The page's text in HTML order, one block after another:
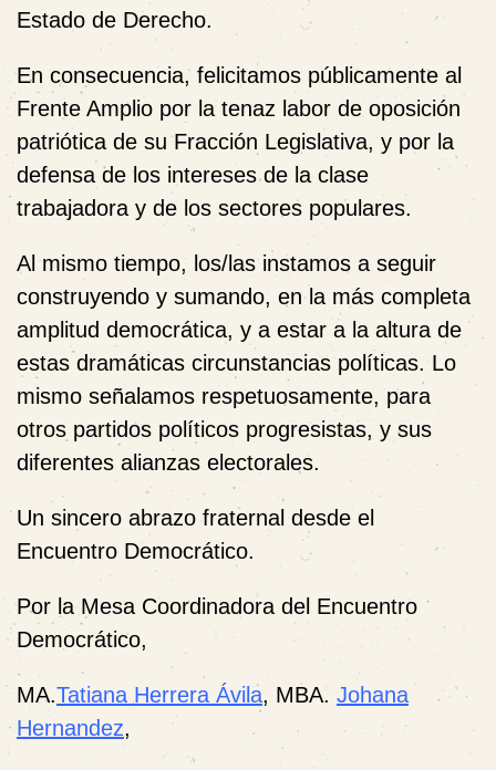
Estado de Derecho.
En consecuencia, felicitamos públicamente al
Frente Amplio por la tenaz labor de oposición
patriótica de su Fracción Legislativa, y por la
defensa de los intereses de la clase
trabajadora y de los sectores populares.
Al mismo tiempo, los/las instamos a seguir
construyendo y sumando, en la más completa
amplitud democrática, y a estar a la altura de
estas dramáticas circunstancias políticas. Lo
mismo señalamos respetuosamente, para
otros partidos políticos progresistas, y sus
diferentes alianzas electorales.
Un sincero abrazo fraternal desde el
Encuentro Democrático.
Por la Mesa Coordinadora del Encuentro
Democrático,
MA.Tatiana Herrera Ávila, MBA. Johana
Hernandez,